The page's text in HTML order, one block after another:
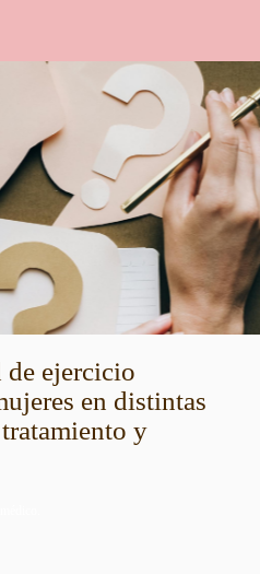
de ejercicio
en distintas
y